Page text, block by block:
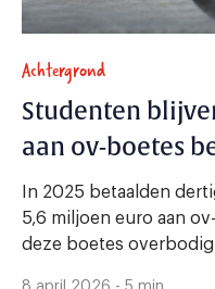
Achtergrond
Studenten
aan ov-boetes
In 2025 betaalden
5,6 miljoen euro aan
deze boetes overbodig